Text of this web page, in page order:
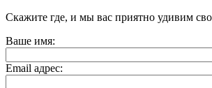
Скажите где, и мы вас приятно удивим
Ваше имя:
Email адрес: